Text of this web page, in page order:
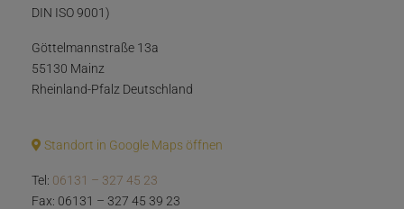
DIN ISO 9001)
Göttelmannstraße 13a
55130 Mainz
Rheinland-Pfalz Deutschland
Standort in Google Maps öffnen
Tel: 06131 – 327 45 23
Fax: 06131 – 327 45 39 23